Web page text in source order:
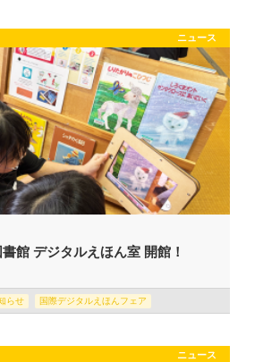
ニュース
館 デジタルえほん室 開館！
らせ 国際デジタルえほんフェア
ニュース